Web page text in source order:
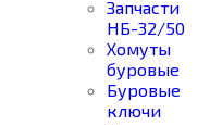
Запчасти
НБ-32/50
Хомуты
буровые
Буровые
ключи